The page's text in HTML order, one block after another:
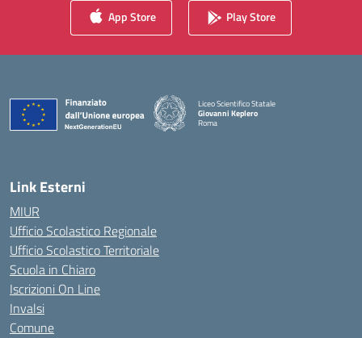
App Store Play Store
Liceo Scientifico Statale
Giovanni Keplero
Roma
Link Esterni
MIUR
Ufficio Scolastico Regionale
Ufficio Scolastico Territoriale
Scuola in Chiaro
Iscrizioni On Line
Invalsi
Comune